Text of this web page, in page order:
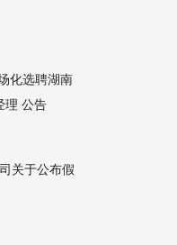
化选聘湖南
理 公告
关于公布假